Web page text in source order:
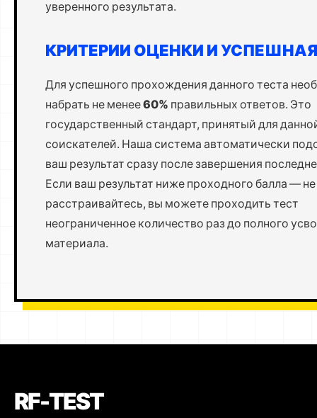
уверенного результата.
КРИТЕРИИ ОЦЕНКИ И
Для успешного прохождения данного теста
набрать не менее60% правильных ответов. Это
государственный стандарт, принятый для
соискателей. Наша система автоматически
ваш результат сразу после завершения
Если ваш результат ниже проходного балла — не
расстраивайтесь, вы можете проходить тест
неограниченное количество раз до полного
материала.
RF-TEST